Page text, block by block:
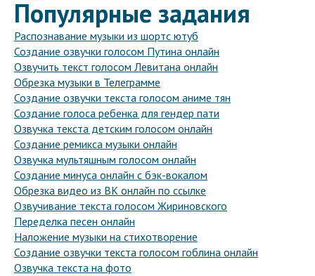
Популярные задания
Распознавание музыки из шортс ютуб
Создание озвучки голосом Путина онлайн
Озвучить текст голосом Левитана онлайн
Обрезка музыки в Телеграмме
Создание озвучки текста голосом аниме тян
Создание голоса ребенка для гендер пати
Озвучка текста детским голосом онлайн
Создание ремикса музыки онлайн
Озвучка мультяшным голосом онлайн
Создание минуса онлайн с бэк-вокалом
Обрезка видео из ВК онлайн по ссылке
Озвучивание текста голосом Жириновского
Переделка песен онлайн
Наложение музыки на стихотворение
Создание озвучки текста голосом гоблина онлайн
Озвучка текста на фото